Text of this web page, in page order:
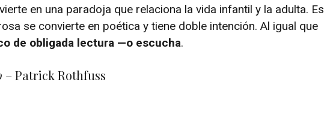
en una paradoja que relaciona la vida infantil y la adulta. Es
se convierte en poética y tiene doble intención. Al igual que
de obligada lectura —o escucha.
– Patrick Rothfuss